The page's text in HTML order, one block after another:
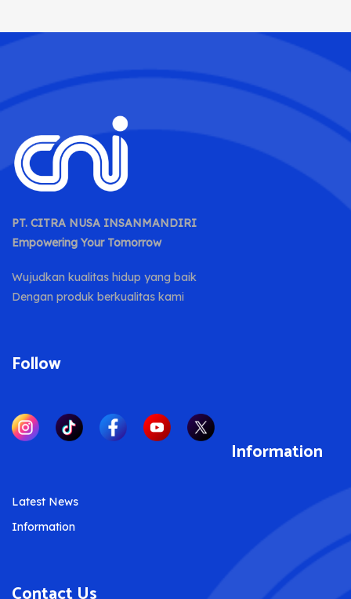
PT. CITRA NUSA INSANMANDIRI
Empowering Your Tomorrow
Wujudkan kualitas hidup yang baik
Dengan produk berkualitas kami
Follow
Information
Latest News
Information